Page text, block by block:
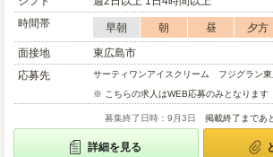
時間帯
早朝 朝 昼 夕方
面接地
東広島市
応募先
サーティワンアイスクリーム フジグラン
※ こちらの求人はWEB応募のみとなります
募集終了日時：9月3日 掲載終了まであ
詳細を見る